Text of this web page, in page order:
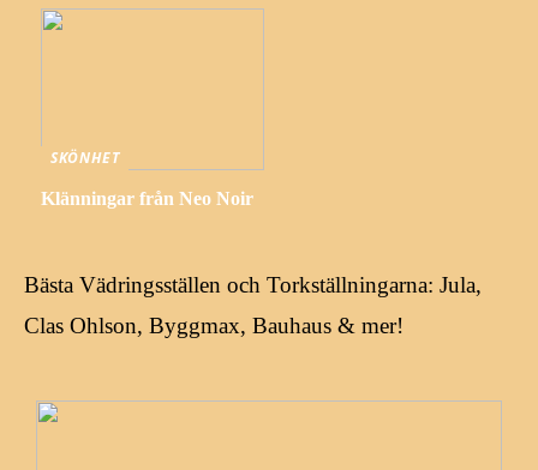
SKÖNHET
Klänningar från Neo Noir
Bästa Vädringsställen och Torkställningarna: Jula,
Clas Ohlson, Byggmax, Bauhaus & mer!